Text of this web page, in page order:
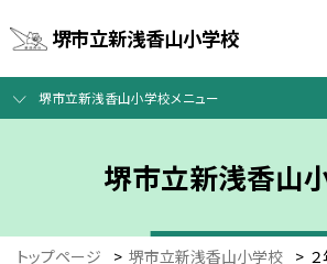
堺市立新浅香山小学校
堺市立新浅香山小学校メニュー
堺市立新浅香山
トップページ > 堺市立新浅香山小学校 >